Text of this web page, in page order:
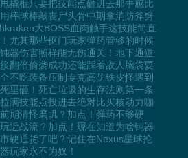
撬棍只要把技能点砸进去那手感比
棒球棒敲丧尸头骨中期拿消防斧劈
大BOSS血肉触手这技能简直
尤其那些抠门玩家弹药管够的时候
器伤害照样能无伤通关！地下通道
翻倍偷袭成功还能踩着敌人脑袋耍
不吃装备压制专克高防铁皮怪遇到
里砸！死亡垃圾的生存法则第一条
满技能点投进去绝对比买核动力咖
期清怪磨叽？加点！弹药不够硬
近战流？加点！现在知道为啥钝器
硬通货了吧？记住在Nexus星球抡
玩家永不为奴！